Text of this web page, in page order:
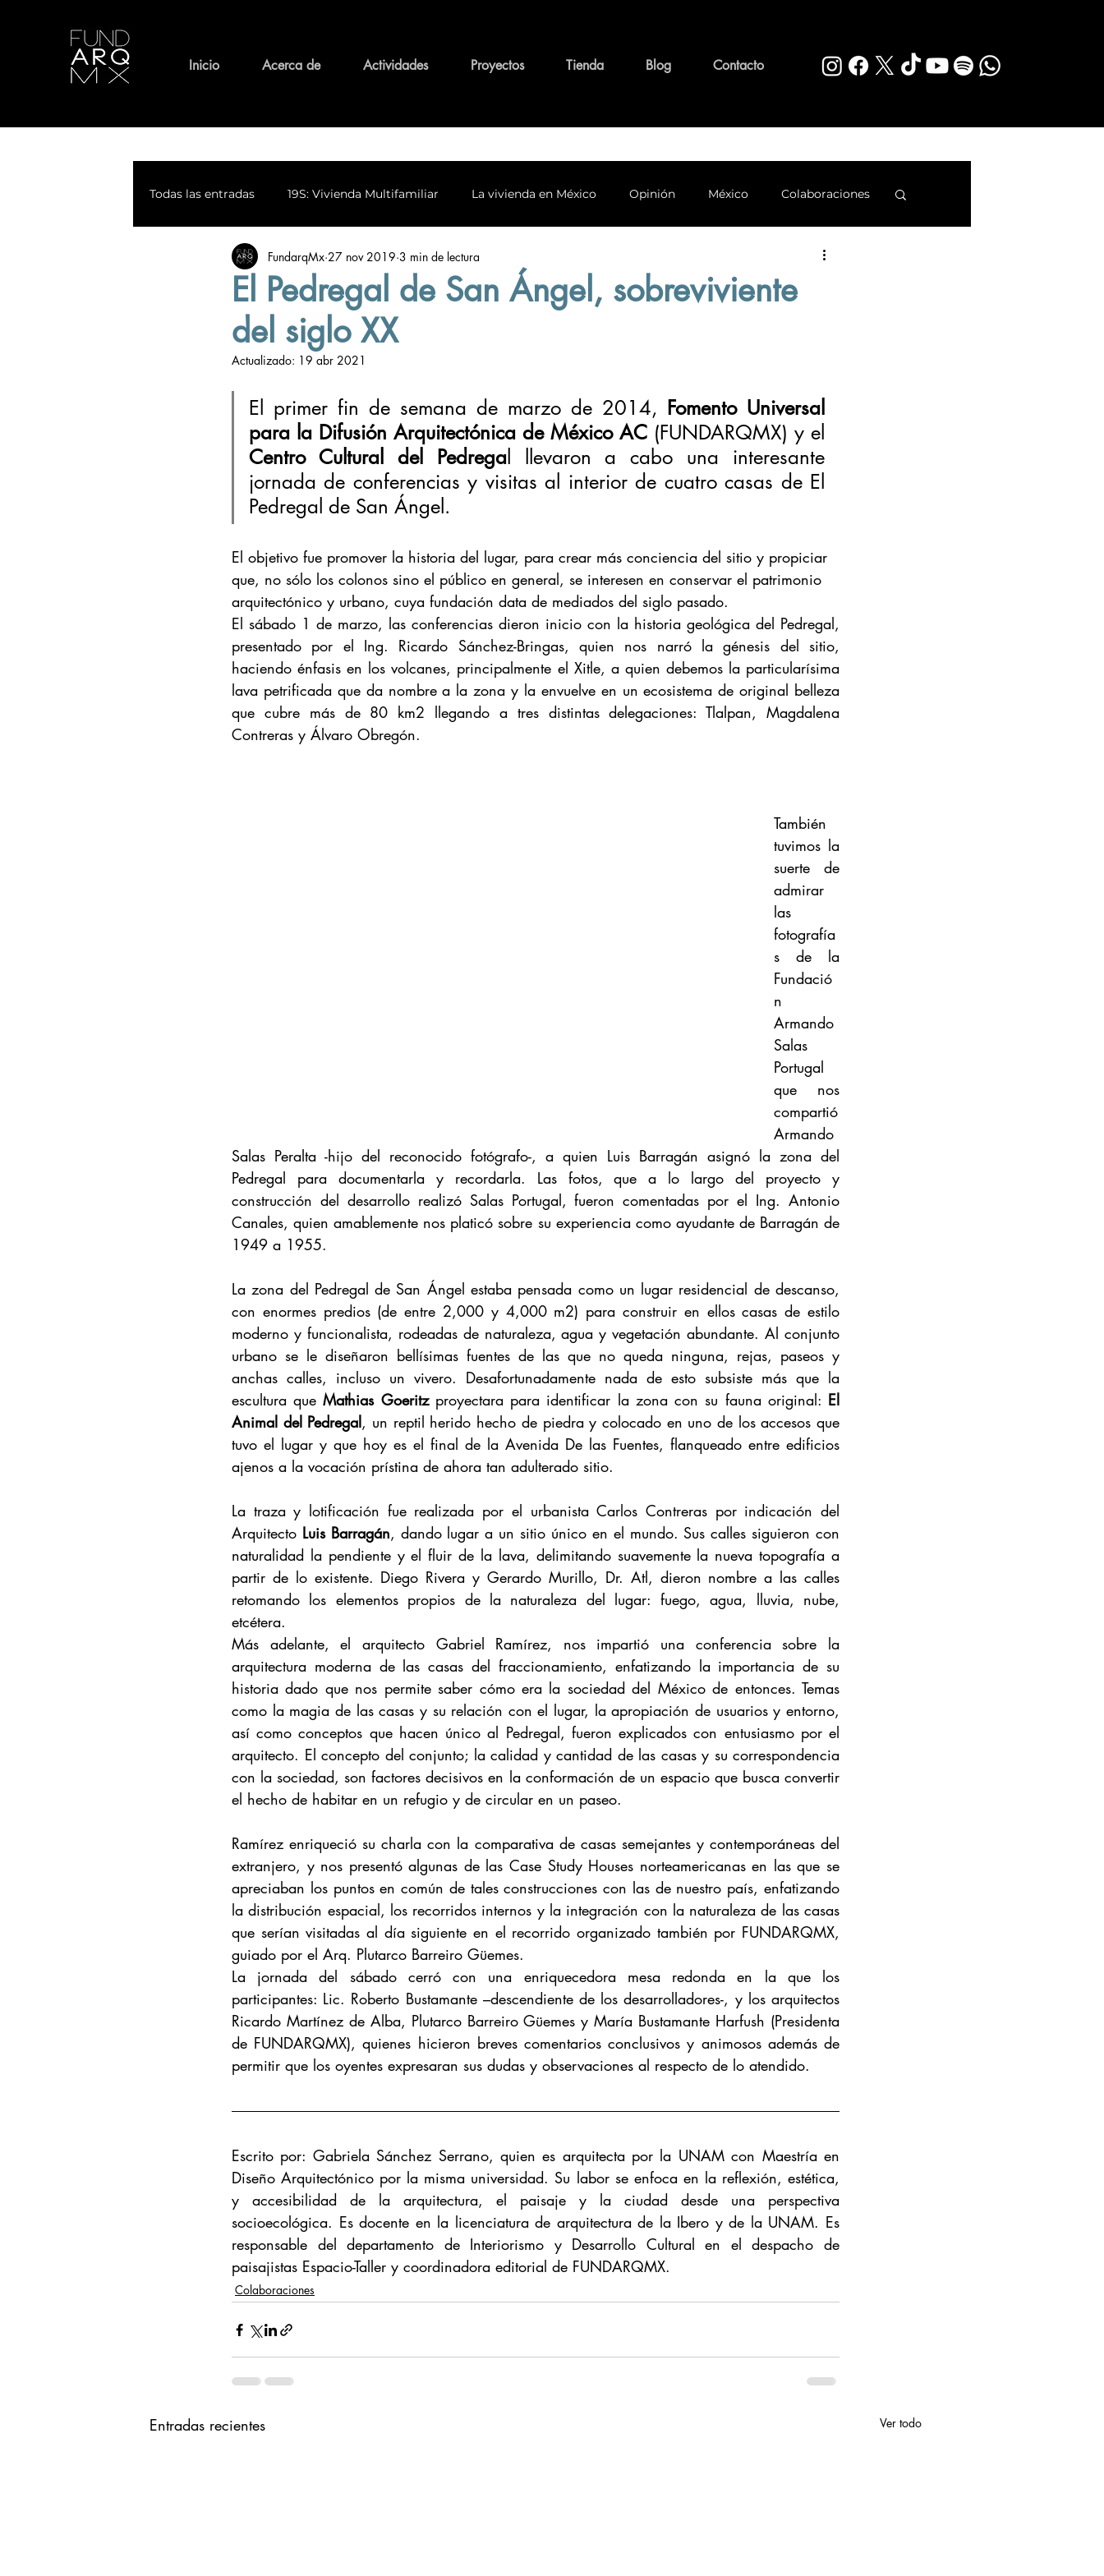
Inicio Acerca de Actividades Proyectos Tienda Blog Contacto
Todas las entradas 19S: Vivienda Multifamiliar La vivienda en México Opinión México Colaboraciones
Medio Ambiente Patrimonio y conservación
Calles con Historia Espiritualidad y Arquitectura
El Pedregal de San Ángel, sobreviviente
del siglo XX
FundarqMx 27 nov 2019 3 min de lectura
Actualizado: 19 abr 2021
El primer fin de semana de marzo de 2014, Fomento Universal
para la Difusión Arquitectónica de México AC
Centro Cultural del Pedregal llevaron a cabo una interesante
jornada de conferencias y visitas al interior de cuatro casas de El
Pedregal de San Ángel.
El objetivo fue promover la historia del lugar, para crear más conciencia del sitio y propiciar
que, no sólo los colonos sino el público en general, se interesen en conservar el patrimonio
arquitectónico y urbano, cuya fundación data de mediados del siglo pasado.
El sábado 1 de marzo, las conferencias dieron inicio con la historia geológica del Pedregal,
presentado por el Ing. Ricardo Sánchez-Bringas, quien nos narró la génesis del sitio,
haciendo énfasis en los volcanes, principalmente el Xitle, a quien debemos la particularísima
lava petrificada que da nombre a la zona y la envuelve en un ecosistema de original belleza
que cubre más de 80 km2 llegando a tres distintas delegaciones: Tlalpan, Magdalena
Contreras y Álvaro Obregón.
También
tuvimos la
suerte de
admirar
las
fotografía
s de la
Fundació
n
Armando
Salas
Portugal
que nos
compartió
Armando
Salas Peralta -hijo del reconocido fotógrafo-, a quien Luis Barragán asignó la zona del
Pedregal para documentarla y recordarla. Las fotos, que a lo largo del proyecto y
construcción del desarrollo realizó Salas Portugal, fueron comentadas por el Ing. Antonio
Canales, quien amablemente nos platicó sobre su experiencia como ayudante de Barragán de
1949 a 1955.
La zona del Pedregal de San Ángel estaba pensada como un lugar residencial de descanso,
con enormes predios (de entre 2,000 y 4,000 m2) para construir en ellos casas de estilo
moderno y funcionalista, rodeadas de naturaleza, agua y vegetación abundante. Al conjunto
urbano se le diseñaron bellísimas fuentes de las que no queda ninguna, rejas, paseos y
anchas calles, incluso un vivero. Desafortunadamente nada de esto subsiste más que la
escultura que Mathias Goeritz proyectara para identificar la zona con su fauna original: El
Animal del Pedregal, un reptil herido hecho de piedra y colocado en uno de los accesos que
tuvo el lugar y que hoy es el final de la Avenida De las Fuentes, flanqueado entre edificios
ajenos a la vocación prístina de ahora tan adulterado sitio.
La traza y lotificación fue realizada por el urbanista Carlos Contreras por indicación del
Arquitecto Luis Barragán, dando lugar a un sitio único en el mundo. Sus calles siguieron con
naturalidad la pendiente y el fluir de la lava, delimitando suavemente la nueva topografía a
partir de lo existente. Diego Rivera y Gerardo Murillo, Dr. Atl, dieron nombre a las calles
retomando los elementos propios de la naturaleza del lugar: fuego, agua, lluvia, nube,
etcétera.
Más adelante, el arquitecto Gabriel Ramírez, nos impartió una conferencia sobre la
arquitectura moderna de las casas del fraccionamiento, enfatizando la importancia de su
historia dado que nos permite saber cómo era la sociedad del México de entonces. Temas
como la magia de las casas y su relación con el lugar, la apropiación de usuarios y entorno,
así como conceptos que hacen único al Pedregal, fueron explicados con entusiasmo por el
arquitecto. El concepto del conjunto; la calidad y cantidad de las casas y su correspondencia
con la sociedad, son factores decisivos en la conformación de un espacio que busca convertir
el hecho de habitar en un refugio y de circular en un paseo.
Ramírez enriqueció su charla con la comparativa de casas semejantes y contemporáneas del
extranjero, y nos presentó algunas de las Case Study Houses norteamericanas en las que se
apreciaban los puntos en común de tales construcciones con las de nuestro país, enfatizando
la distribución espacial, los recorridos internos y la integración con la naturaleza de las casas
que serían visitadas al día siguiente en el recorrido organizado también por FUNDARQMX,
guiado por el Arq. Plutarco Barreiro Güemes.
La jornada del sábado cerró con una enriquecedora mesa redonda en la que los
participantes: Lic. Roberto Bustamante –descendiente de los desarrolladores-, y los arquitectos
Ricardo Martínez de Alba, Plutarco Barreiro Güemes y María Bustamante Harfush (Presidenta
de FUNDARQMX), quienes hicieron breves comentarios conclusivos y animosos además de
permitir que los oyentes expresaran sus dudas y observaciones al respecto de lo atendido.
Escrito por: Gabriela Sánchez Serrano, quien es arquitecta por la UNAM con Maestría en
Diseño Arquitectónico por la misma universidad. Su labor se enfoca en la reflexión, estética,
y accesibilidad de la arquitectura, el paisaje y la ciudad desde una perspectiva
socioecológica. Es docente en la licenciatura de arquitectura de la Ibero y de la UNAM. Es
responsable del departamento de Interiorismo y Desarrollo Cultural en el despacho de
paisajistas Espacio-Taller y coordinadora editorial de FUNDARQMX.
Colaboraciones
Entradas recientes Ver todo